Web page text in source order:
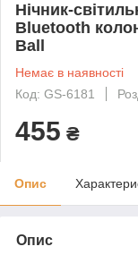
Нічник-
Bluetooth
Ball
Немає в наявності
Код: GS-6181
455 ₴
Опис
Опис